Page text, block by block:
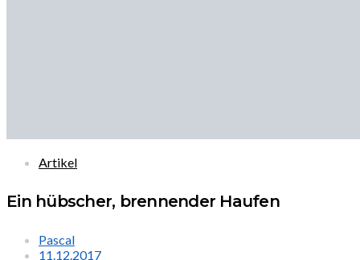
Artikel
Ein hübscher, brennender Haufen
Pascal
11.12.2017